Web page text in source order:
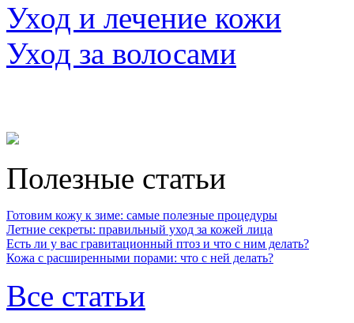
Уход и лечение кожи
Уход за волосами
Полезные статьи
Готовим кожу к зиме: самые полезные процедуры
Летние секреты: правильный уход за кожей лица
Есть ли у вас гравитационный птоз и что с ним делать?
Кожа с расширенными порами: что с ней делать?
Все статьи